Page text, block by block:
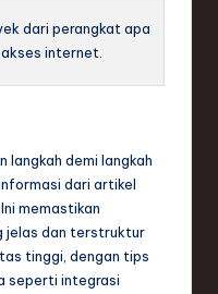
dari perangkat apa
internet.
langkah demi langkah
dari artikel
memastikan
jelas dan terstruktur
tinggi, dengan tips
seperti integrasi